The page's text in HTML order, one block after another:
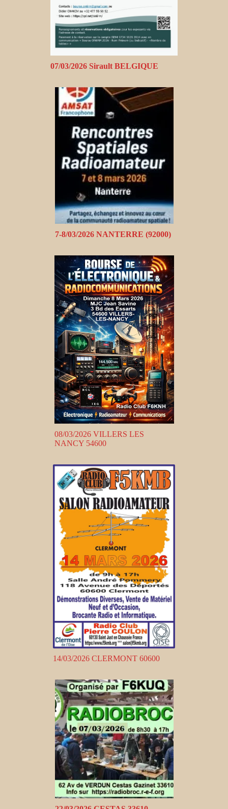
07/03/2026 Sirault BELGIQUE
7-8/03/2026 NANTERRE (92000)
08/03/2026 VILLERS LES
NANCY 54600
14/03/2026 CLERMONT 60600